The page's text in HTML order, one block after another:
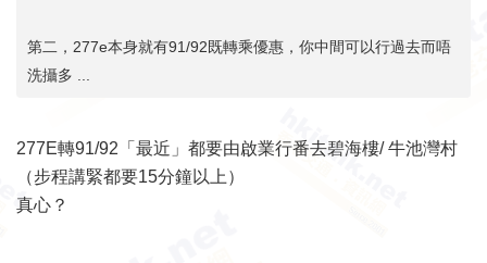
第二，277e本身就有91/92既轉乘優惠，你中間可以行過去而唔
洗攝多 ...
277E轉91/92「最近」都要由啟業行番去碧海樓/ 牛池灣村
（步程講緊都要15分鐘以上）
真心？